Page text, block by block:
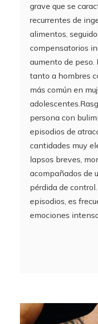
grave que se
recurrentes de
alimentos,
compensatorios
aumento de
tanto a hombres
más común en
persona con
episodios de
cantidades muy
lapsos breves,
acompañados de
pérdida de
episodios, es
emociones